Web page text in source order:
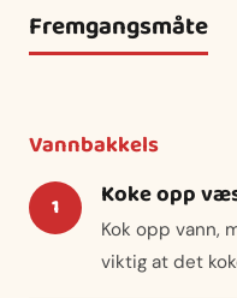
Fremgangsmåte
Vannbakkels
Koke opp
Kok opp vann,
viktig at det